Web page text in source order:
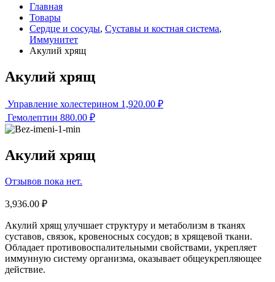
Главная
Товары
Сердце и сосуды, Суставы и костная система,
Иммунитет
Акулий хрящ
Акулий хрящ
Управление холестерином 1,920.00 ₽
Гемолептин 880.00 ₽
Акулий хрящ
Отзывов пока нет.
3,936.00 ₽
Акулий хрящ улучшает структуру и метаболизм в тканях
суставов, связок, кровеносных сосудов; в хрящевой ткани.
Обладает противовоспалительными свойствами, укрепляет
иммунную систему организма, оказывает общеукрепляющее
действие.